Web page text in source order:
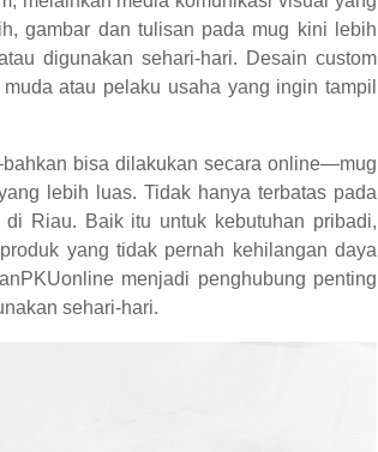
gambar dan tulisan pada mug kini lebih
digunakan sehari-hari. Desain custom
atau pelaku usaha yang ingin tampil
bisa dilakukan secara online—mug
lebih luas. Tidak hanya terbatas pada
Riau. Baik itu untuk kebutuhan pribadi,
yang tidak pernah kehilangan daya
menjadi penghubung penting
sehari-hari.